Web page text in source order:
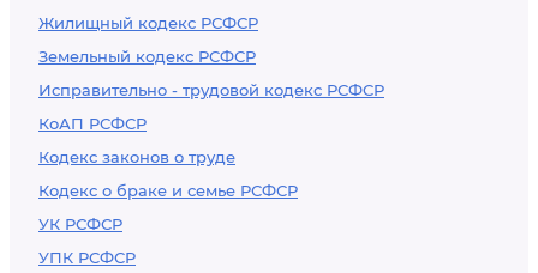
Жилищный кодекс РСФСР
Земельный кодекс РСФСР
Исправительно - трудовой кодекс РСФСР
КоАП РСФСР
Кодекс законов о труде
Кодекс о браке и семье РСФСР
УК РСФСР
УПК РСФСР